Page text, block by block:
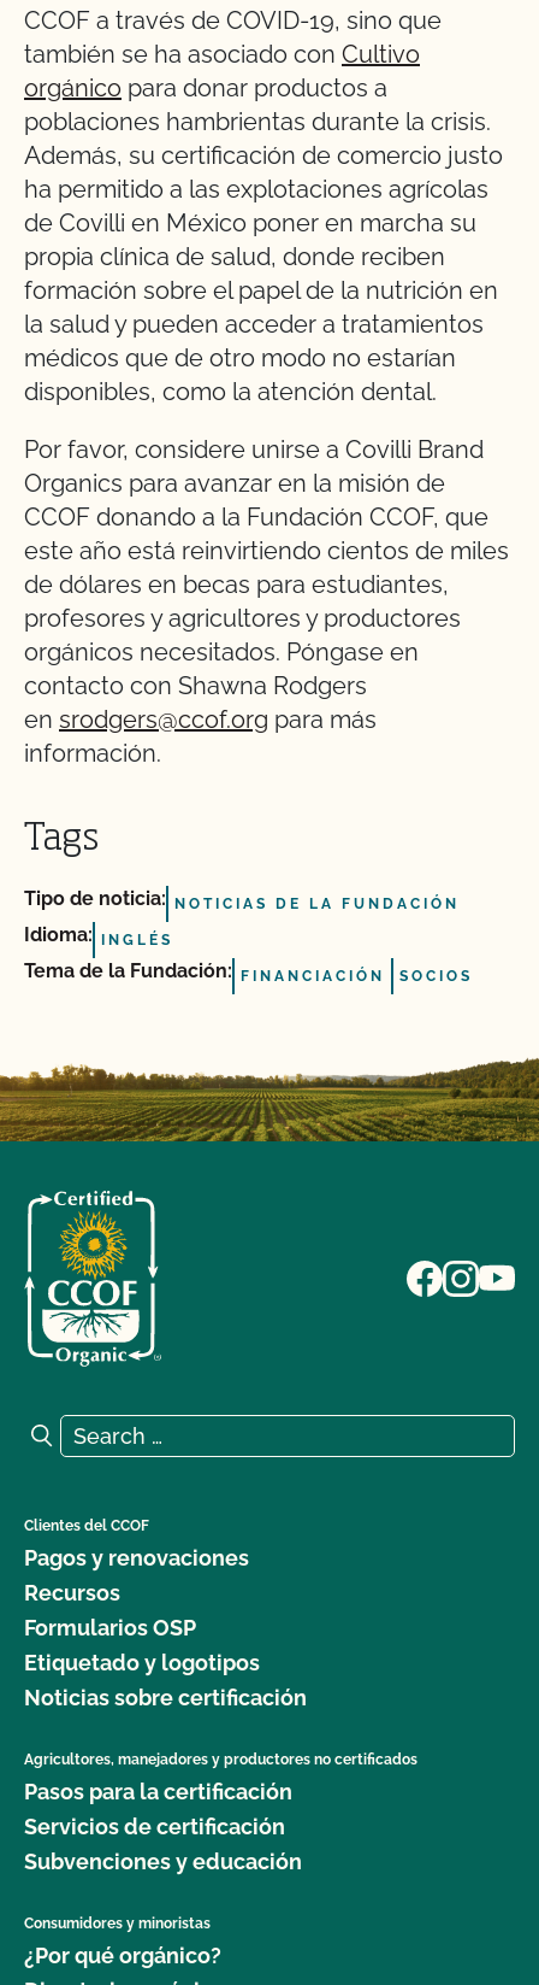
CCOF a través de COVID-19, sino que
también se ha asociado con Cultivo
orgánico para donar productos a
poblaciones hambrientas durante la crisis.
Además, su certificación de comercio justo
ha permitido a las explotaciones agrícolas
de Covilli en México poner en marcha su
propia clínica de salud, donde reciben
formación sobre el papel de la nutrición en
la salud y pueden acceder a tratamientos
médicos que de otro modo no estarían
disponibles, como la atención dental.
Por favor, considere unirse a Covilli Brand
Organics para avanzar en la misión de
CCOF donando a la Fundación CCOF, que
este año está reinvirtiendo cientos de miles
de dólares en becas para estudiantes,
profesores y agricultores y productores
orgánicos necesitados. Póngase en
contacto con Shawna Rodgers
en srodgers@ccof.org para más
información.
Tags
Tipo de noticia: NOTICIAS DE LA FUNDACIÓN
Idioma: INGLÉS
Tema de la Fundación: FINANCIACIÓN SOCIOS
Search for:
Search
Clientes del CCOF
Pagos y renovaciones
Recursos
Formularios OSP
Etiquetado y logotipos
Noticias sobre certificación
Agricultores, manejadores y productores no certificados
Pasos para la certificación
Servicios de certificación
Subvenciones y educación
Consumidores y minoristas
¿Por qué orgánico?